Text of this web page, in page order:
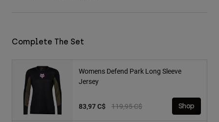
Complete The Set
Womens Defend Park Long Sleeve
Jersey
Price reduced from
119,95 C$to
83,97 C$ Shop